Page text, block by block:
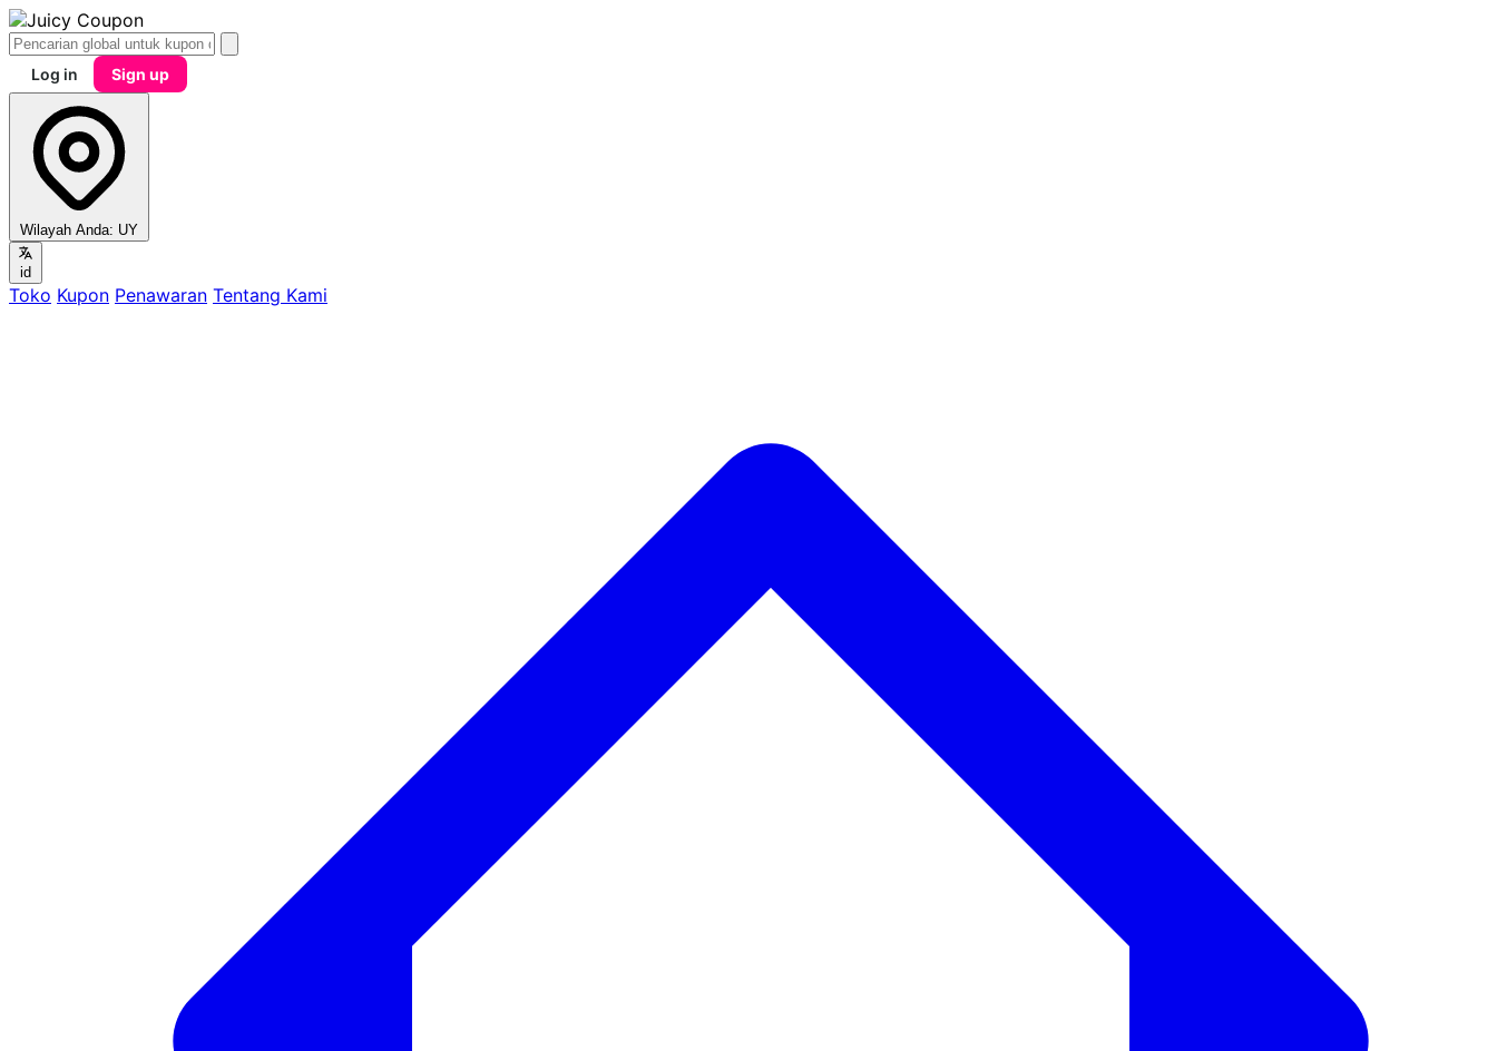
Log in Sign up
Wilayah Anda: UY
id
Toko Kupon Penawaran Tentang Kami